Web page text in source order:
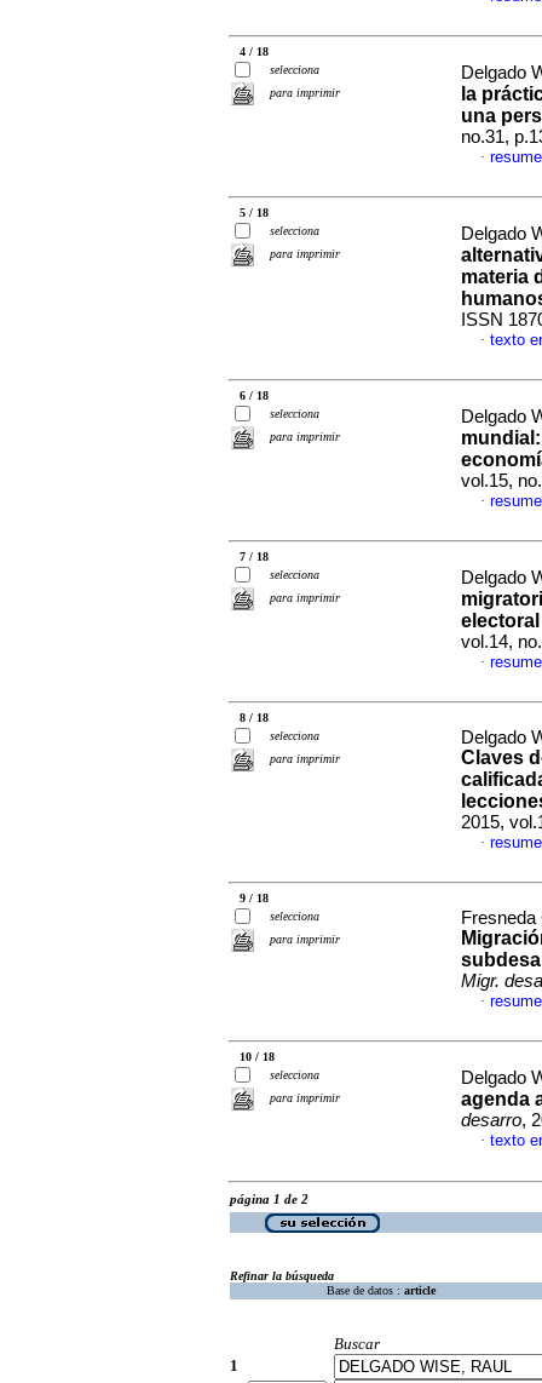
4 / 18
selecciona
para imprimir
Delgado
la
una
no.31,
·
5 / 18
selecciona
para imprimir
Delgado
materia
ISSN
· texto
6 / 18
selecciona
para imprimir
Delgado
vol.15,
·
7 / 18
selecciona
para imprimir
Delgado
vol.14,
·
8 / 18
selecciona
para imprimir
Delgado
Claves
2015,
·
9 / 18
selecciona
para imprimir
Migr.
·
10 / 18
selecciona
para imprimir
Delgado
agenda
desarro,
· texto
página 1 de 2
Refinar la búsqueda
Base de datos : article
Buscar
1